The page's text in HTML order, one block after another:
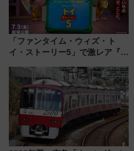
「ファンタイム・ウィズ・ト
イ・ストーリー5」で激レア『ロ
デコレーションも徹底解説